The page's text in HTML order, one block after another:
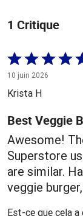
1 Critique
Coté
5 sur
5
10 juin 2026
Krista H
Best Veggie
Awesome!
Superstore
are similar.
veggie
Est-ce que cela